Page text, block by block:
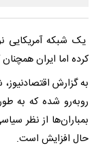
یک شبکه آمریکایی
کرده اما ایران
به گزارش
روبه‌رو شده که به
بمباران‌ها از نظر
حال افزایش است.